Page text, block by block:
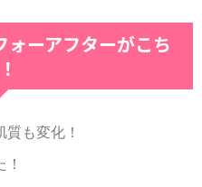
ーアフターがこち
も変化！